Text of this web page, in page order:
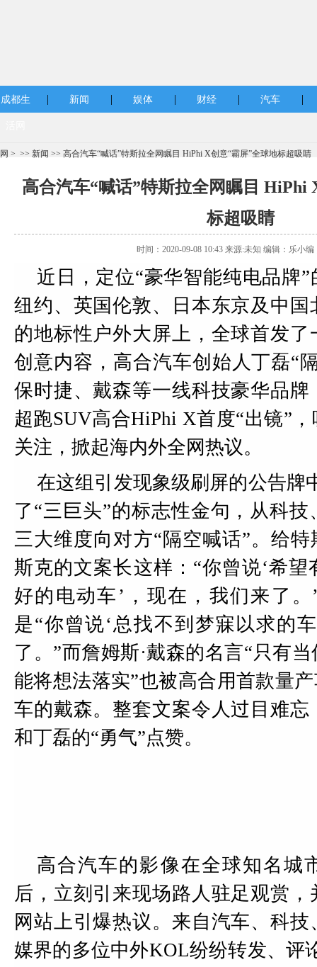
成都生 | 新闻 | 娱体 | 财经 | 汽车 |
网 > >> 新闻 >> 高合汽车“喊话”特斯拉全网瞩目 HiPhi X创意“霸屏”全球地标超吸睛
高合汽车“喊话”特斯拉全网瞩目 HiPhi
标超吸睛
时间：2020-09-08 10:43 来源:未知 编辑：乐小编
近日，定位“豪华智能纯电品牌
纽约、英国伦敦、日本东京及中国
的地标性户外大屏上，全球首发
创意内容，高合汽车创始人丁磊“
保时捷、戴森等一线科技豪华品牌
超跑SUV高合HiPhi X首度“出镜”
关注，掀起海内外全网热议。
在这组引发现象级刷屏的公告牌
了“三巨头”的标志性金句，从科
三大维度向对方“隔空喊话”。给特
斯克的文案长这样：“你曾说‘希
好的电动车’，现在，我们来了
是“你曾说‘总找不到梦寐以求的
了。”而詹姆斯·戴森的名言“只有
能将想法落实”也被高合用首款量
车的戴森。整套文案令人过目难忘
和丁磊的“勇气”点赞。
高合汽车的影像在全球知名城
后，立刻引来现场路人驻足观赏
网站上引爆热议。来自汽车、科
媒界的多位中外KOL纷纷转发、评